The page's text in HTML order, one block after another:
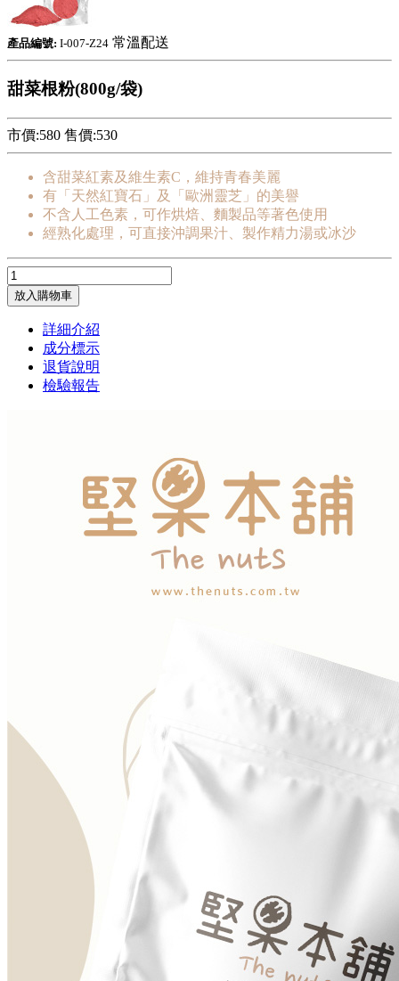
產品編號: I-007-Z24 常溫配送
甜菜根粉(800g/袋)
市價:580 售價:530
含甜菜紅素及維生素C，維持青春美麗
有「天然紅寶石」及「歐洲靈芝」的美譽
不含人工色素，可作烘焙、麵製品等著色使用
經熟化處理，可直接沖調果汁、製作精力湯或冰沙
放入購物車
詳細介紹
成分標示
退貨說明
檢驗報告